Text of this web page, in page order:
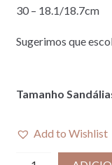
30 – 18.1/18.7cm
Sugerimos que
Tamanho
Add to Wishlist
Quantidade